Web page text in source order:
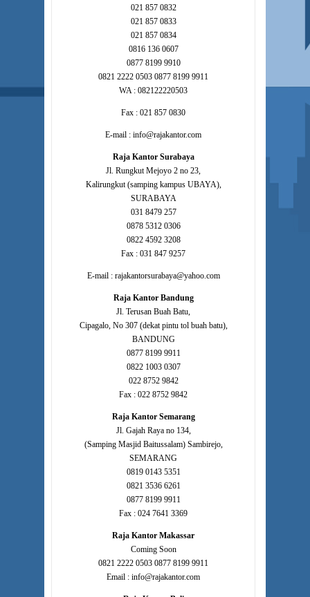
021 857 0832
021 857 0833
021 857 0834
0816 136 0607
0877 8199 9910
0821 2222 0503 0877 8199 9911
WA : 082122220503
Fax : 021 857 0830
E-mail : info@rajakantor.com
Raja Kantor Surabaya
Jl. Rungkut Mejoyo 2 no 23,
Kalirungkut (samping kampus UBAYA),
SURABAYA
031 8479 257
0878 5312 0306
0822 4592 3208
Fax : 031 847 9257
E-mail : rajakantorsurabaya@yahoo.com
Raja Kantor Bandung
Jl. Terusan Buah Batu,
Cipagalo, No 307 (dekat pintu tol buah batu),
BANDUNG
0877 8199 9911
0822 1003 0307
022 8752 9842
Fax : 022 8752 9842
Raja Kantor Semarang
Jl. Gajah Raya no 134,
(Samping Masjid Baitussalam) Sambirejo,
SEMARANG
0819 0143 5351
0821 3536 6261
0877 8199 9911
Fax : 024 7641 3369
Raja Kantor Makassar
Coming Soon
0821 2222 0503 0877 8199 9911
Email : info@rajakantor.com